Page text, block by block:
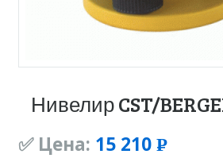
Нивелир CST/
✅ Цена: 15 210 Р